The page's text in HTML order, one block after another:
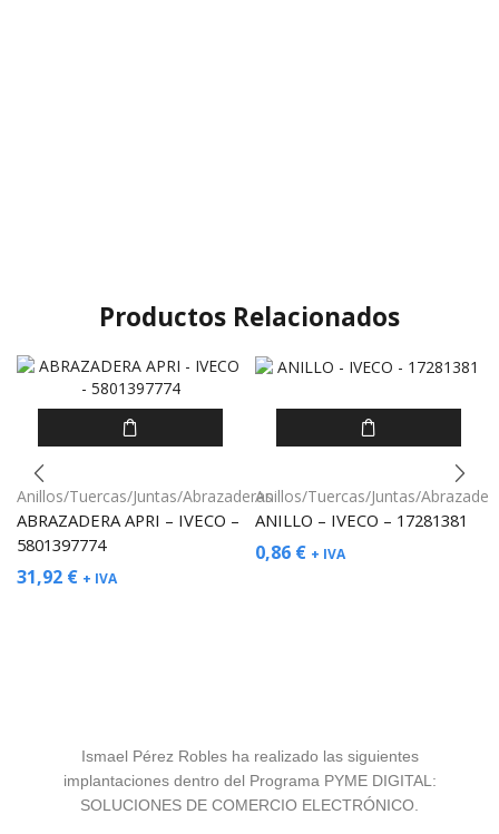
Productos Relacionados
Anillos/Tuercas/Juntas/Abrazaderas
ABRAZADERA APRI – IVECO –
5801397774
31,92 € + IVA
Anillos/Tuercas/Juntas/
ANILLO – IVECO – 17281381
0,86 € + IVA
Ismael Pérez Robles ha realizado las siguientes
implantaciones dentro del Programa PYME DIGITAL:
SOLUCIONES DE COMERCIO ELECTRÓNICO.